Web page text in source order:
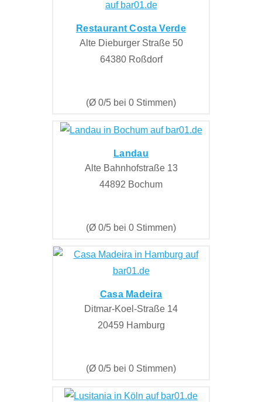
Restaurant Costa Verde
Alte Dieburger Straße 50
64380 Roßdorf
(Ø 0/5 bei 0 Stimmen)
Landau
Alte Bahnhofstraße 13
44892 Bochum
(Ø 0/5 bei 0 Stimmen)
Casa Madeira
Ditmar-Koel-Straße 14
20459 Hamburg
(Ø 0/5 bei 0 Stimmen)